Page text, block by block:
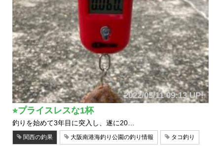
2022/05/11 09:13 UP!
⭐︎プライスレスな1杯
釣りを始めて3年目に突入し、遂に20…
関西の釣果 大阪南港海釣り公園の釣り情報 タコ釣り